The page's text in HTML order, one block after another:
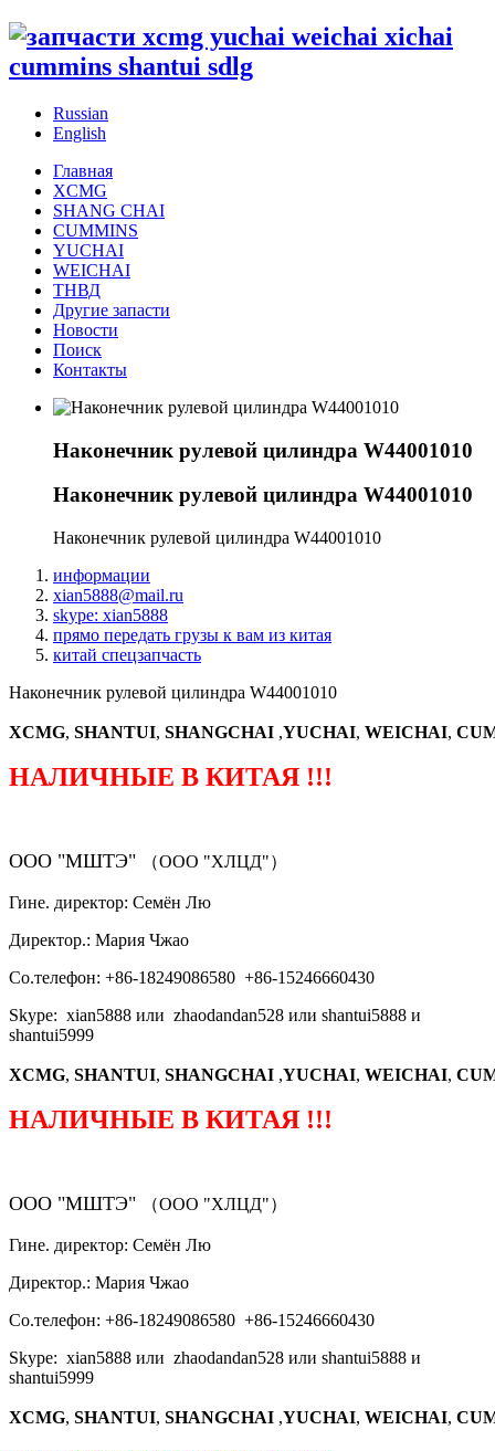
Russian
English
Главная
XCMG
SHANG CHAI
CUMMINS
YUCHAI
WEICHAI
ТНВД
Другие запасти
Новости
Поиск
Контакты
Наконечник рулевой цилиндра W44001010
Наконечник рулевой цилиндра W44001010
Наконечник рулевой цилиндра W44001010
информации
xian5888@mail.ru
skype: xian5888
прямо передать грузы к вам из китая
китай спецзапчасть
Наконечник рулевой цилиндра W44001010
XCMG, SHANTUI, SHANGCHAI ,YUCHAI, WEICHAI,
НАЛИЧНЫЕ В КИТАЯ !!!
ООО "МШТЭ" （ООО "ХЛЦД"）
Гине. директор: Семён Лю
Директор.: Мария Чжао
Со.телефон: +86-18249086580 +86-15246660430
Skype: xian5888 или zhaodandan528 или shantui5888 и
shantui5999
XCMG, SHANTUI, SHANGCHAI ,YUCHAI, WEICHAI,
НАЛИЧНЫЕ В КИТАЯ !!!
ООО "МШТЭ" （ООО "ХЛЦД"）
Гине. директор: Семён Лю
Директор.: Мария Чжао
Со.телефон: +86-18249086580 +86-15246660430
Skype: xian5888 или zhaodandan528 или shantui5888 и
shantui5999
XCMG, SHANTUI, SHANGCHAI ,YUCHAI, WEICHAI,